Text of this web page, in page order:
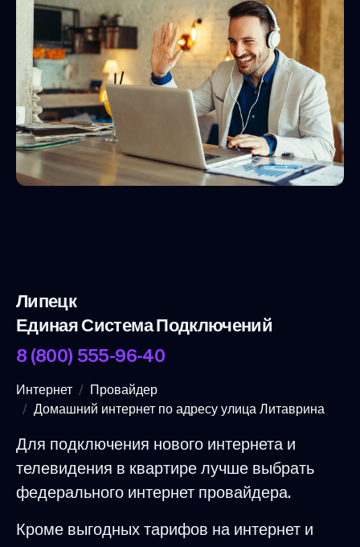
Липецк
Единая Система Подключений
8 (800) 555-96-40
Интернет
Провайдер
Домашний интернет по адресу улица Литаврина
Для подключения нового интернета и
телевидения в квартире лучше выбрать
федерального интернет провайдера.
Кроме выгодных тарифов на интернет и